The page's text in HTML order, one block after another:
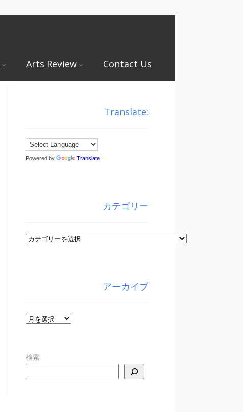
Arts Review Contact Us
Translate:
Powered by Translate
カテゴリー
カ
アーカイブ
ア
イ
検索